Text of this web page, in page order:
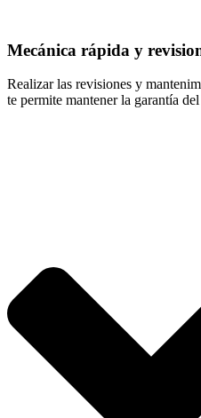
Mecánica rápida y
Realizar las revisiones y
te permite mantener la garantía